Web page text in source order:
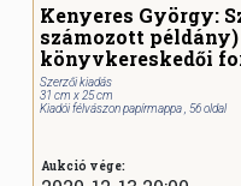
Kenyeres György:
számozott
könyvkereskedői
Szerzői kiadás
31 cm x 25 cm
Kiadói félvászon papírmappa , 56 oldal
Aukció vége: